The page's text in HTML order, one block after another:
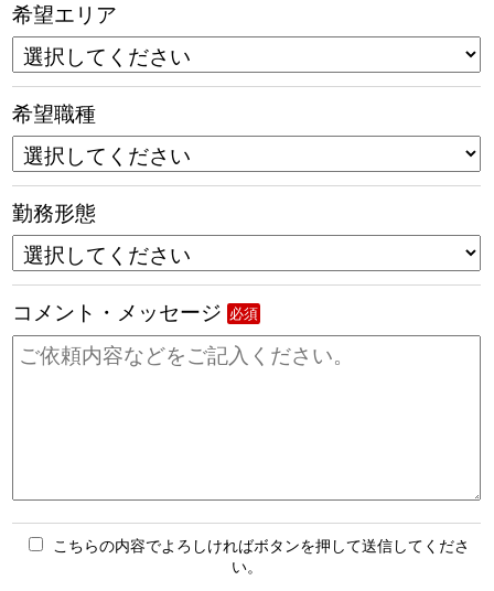
希望エリア
希望職種
勤務形態
コメント・メッセージ 必須
こちらの内容でよろしければボタンを押して送信してくださ
い。